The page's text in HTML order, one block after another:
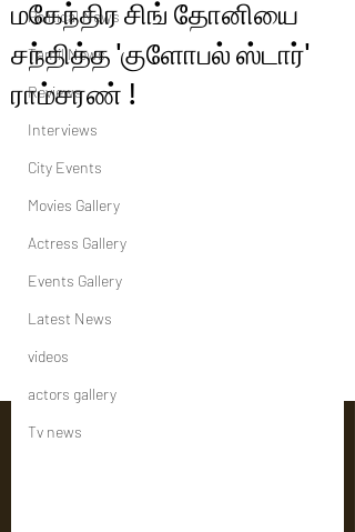
Political News
Tamil News
Reviews
Interviews
City Events
Movies Gallery
Actress Gallery
Events Gallery
Latest News
videos
actors gallery
Tv news
மகேந்திர சிங் தோனியை
சந்தித்த 'குளோபல் ஸ்டார்'
ராம்சரண் !